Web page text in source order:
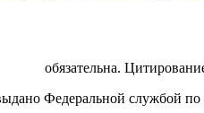
обязательна.
Федеральной службой